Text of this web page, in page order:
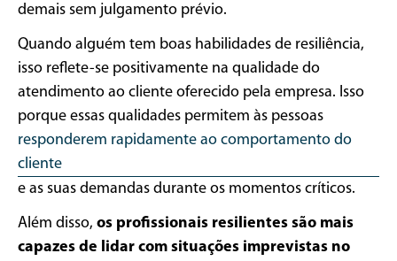
demais sem julgamento prévio.
Quando alguém tem boas habilidades de resiliência,
isso reflete-se positivamente na qualidade do
atendimento ao cliente oferecido pela empresa. Isso
porque essas qualidades permitem às pessoas
responderem rapidamente ao comportamento do
cliente
e as suas demandas durante os momentos críticos.
Além disso,os profissionais resilientes são mais
capazes de lidar com situações imprevistas no